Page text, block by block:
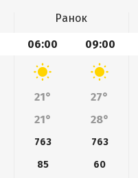
Ранок
06:00 09:00
21° 27°
21° 28°
763 763
85 60